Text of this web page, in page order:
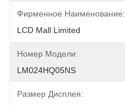
Фирменное Наименование:
LCD Mall Limited
Номер Модели:
LM024HQ05NS
Размер Дисплея: